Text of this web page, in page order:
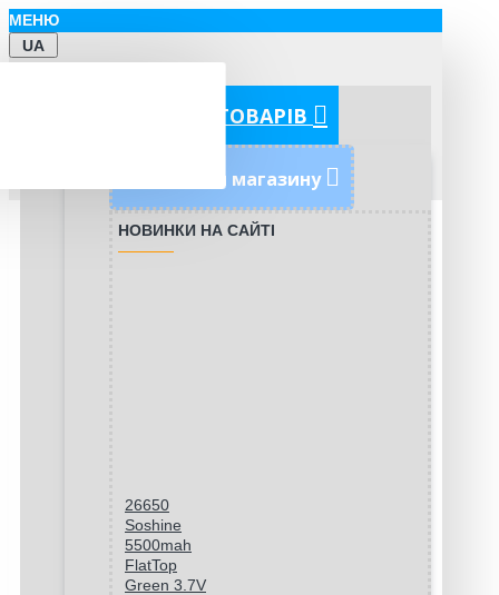
МЕНЮ
UA
КАТЕГОРІЇ ТОВАРІВ
Новинки магазину
НОВИНКИ НА САЙТІ
26650
Soshine
5500mah
FlatTop
Green 3.7V